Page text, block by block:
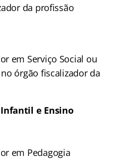
da profissão
em Serviço Social ou
órgão fiscalizador da
Infantil e Ensino
em Pedagogia